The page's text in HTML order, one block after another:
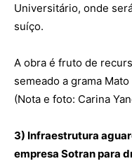
Universitário, onde
suíço.
A obra é fruto de
semeado a grama
(Nota e foto: Carina
3) Infraestrutura
empresa Sotran para